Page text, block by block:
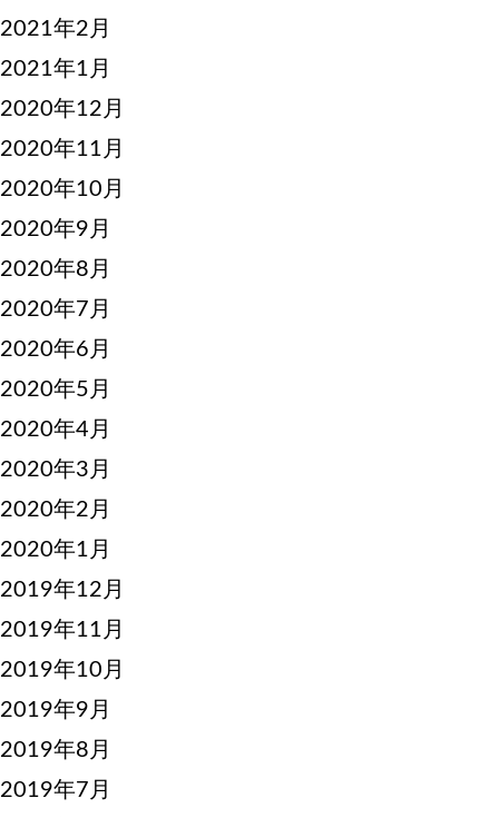
2021年2月
2021年1月
2020年12月
2020年11月
2020年10月
2020年9月
2020年8月
2020年7月
2020年6月
2020年5月
2020年4月
2020年3月
2020年2月
2020年1月
2019年12月
2019年11月
2019年10月
2019年9月
2019年8月
2019年7月